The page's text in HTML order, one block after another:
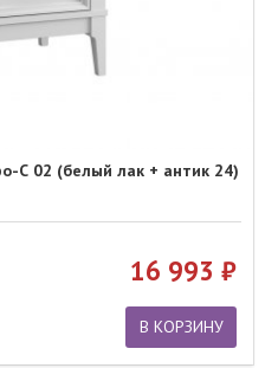
С 02 (белый лак + антик 24)
16 993
В КОРЗИНУ